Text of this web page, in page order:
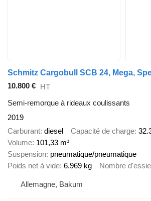
10.800 € HT
Semi-remorque à rideaux coulissants
2019
Carburant diesel Capacité de charge
Volume 101,33 m³
Suspension pneumatique/pneumatique
Poids net à vide 6.969 kg Nombre
Allemagne, Bakum